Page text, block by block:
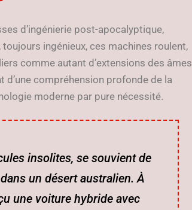
d’ingénierie post-apocalyptique,
ingénieux, ces machines roulent,
comme autant d’extensions des âmes
compréhension profonde de la
moderne par pure nécessité.
insolites, se souvient de
un désert australien. À
une voiture hybride avec